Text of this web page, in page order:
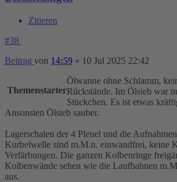
Zitieren
#38
Beitrag von 14:59 » 10 Jul 2025 22:42
Themenstarter
Ölwanne ohne Schlamm,
Rückstände. Im Ölsieb war
Stückchen. Es ist etwas
Ansonsten Ölsieb sauber.
Lagerschalen der 4 Pleuel und die
Kurbelwelle sind m.M.n. einwandfrei, keine
Verfärbungen. Die ganzen Kolbenringe
Kolbenwände sehen wie die Laufbahnen
aus.